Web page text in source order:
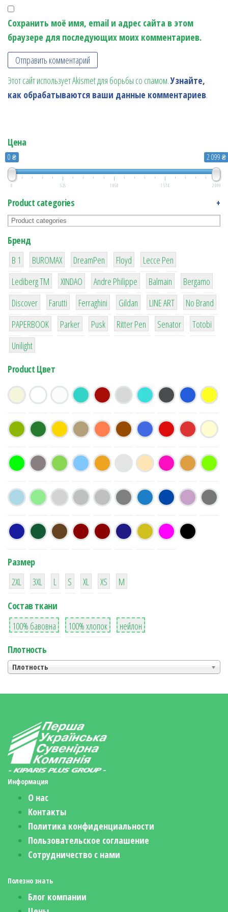
Сохранить моё имя, email и адрес сайта в этом
браузере для последующих моих комментариев.
Этот сайт использует Akismet для борьбы со спамом.Узнайте,
как обрабатываются ваши данные комментариев.
Цена
0 ₴ 2 099 ₴
0 525 1 050 1 574 2 099
Product categories +
Бренд
B 1
1
BUROMAX
1
DreamPen
2
Floyd
2
Lecce Pen
3
Lediberg ТМ
3
XINDAO
1
Andre Philippe
4
Balmain
26
Bergamo
64
Discover
299
Farutti
4
Ferraghini
42
Gildan
4
LINE ART
90
No Brand
8
PAPERBOOK
6
Parker
2
Pusk
22
Ritter Pen
15
Senator
43
Totobi
1
Unilight
Product Цвет
Размер
38
2XL
16
3XL
42
L
42
S
42
XL XS
М
Состав ткани
8
100% бавовна
36
100% хлопок
2
нейлон
Плотность
Плотность
Информация
О нас
Контакты
Политика конфиденциальности
Пользовательское соглашение
Сотрудничество с нами
Полезно знать
Блог компании